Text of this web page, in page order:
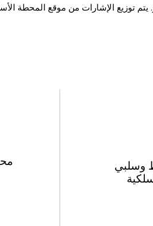
توزيع الإشارات من موقع المحطة
وسلبي